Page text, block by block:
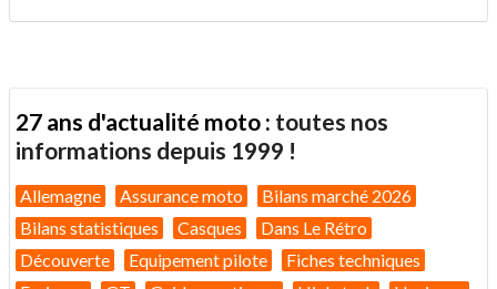
27 ans d'actualité moto : toutes nos
informations depuis 1999 !
Allemagne Assurance moto
Bilans marché 2026
Bilans statistiques
Casques
Dans Le Rétro
Découverte
Equipement pilote
Fiches techniques